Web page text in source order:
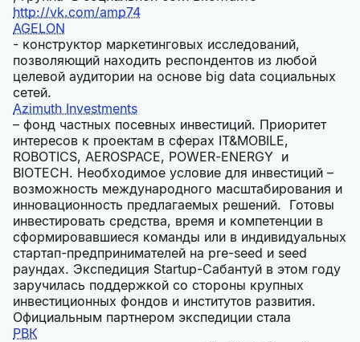
http://vk.com/amp74
AGELON
- конструктор маркетинговых исследований,
позволяющий находить респондентов из любой
целевой аудитории на основе big data социальных
сетей.
Azimuth Investments
– фонд частных посевных инвестиций. Приоритет
интересов к проектам в сферах IT&MOBILE,
ROBOTICS, AEROSPACE, POWER-ENERGY и
BIOTECH. Необходимое условие для инвестиций –
возможность международного масштабирования и
инновационность предлагаемых решений. Готовы
инвестировать средства, время и компетенции в
сформировавшиеся команды или в индивидуальных
стартап-предпринимателей на pre-seed и seed
раундах. Экспедиция Startup-Сабантуй в этом году
заручилась поддержкой со стороны крупных
инвестиционных фондов и институтов развития.
Официальным партнером экспедиции стала
РВК